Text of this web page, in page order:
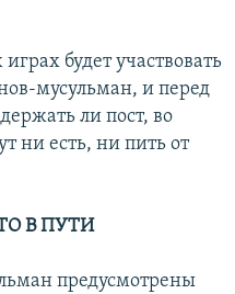
будет участвовать
мусульман, и перед
ли пост, во
ни есть, ни пить от
В ПУТИ
предусмотрены